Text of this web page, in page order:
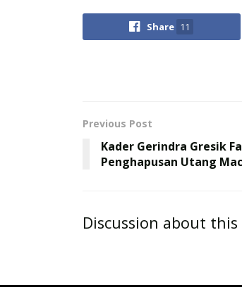
Share 11
Previous Post
Kader Gerindra Gresik
Penghapusan Utang
Discussion about